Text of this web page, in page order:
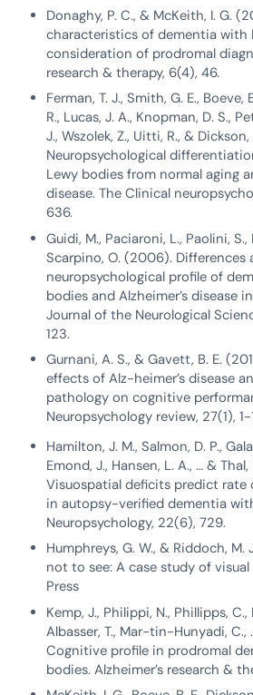
Donaghy, P. C., & McKeith, I. G.
characteristics of dementia with
consideration of prodromal
research & therapy, 6(4), 46.
Ferman, T. J., Smith, G. E., Boeve,
R., Lucas, J. A., Knopman, D. S.,
J., Wszolek, Z., Uitti, R., &
Neuropsychological
Lewy bodies from normal aging
disease. The Clinical
636.
Guidi, M., Paciaroni, L., Paolini, S.,
Scarpino, O. (2006).
neuropsychological profile of
bodies and Alzheimer’s disease
Journal of the Neurological
123.
Gurnani, A. S., & Gavett, B. E.
effects of Alz-heimer’s disease
pathology on cognitive
Neuropsychology review, 27(1), 1-
Hamilton, J. M., Salmon, D. P.,
Emond, J., Hansen, L. A., … &
Visuospatial deficits predict rate
in autopsy-verified dementia
Neuropsychology, 22(6), 729.
Humphreys, G. W., & Riddoch, M.
not to see: A case study of
Press
Kemp, J., Philippi, N., Phillipps, C.,
Albasser, T., Mar-tin-Hunyadi, C.,
Cognitive profile in prodromal
bodies. Alzheimer’s research &